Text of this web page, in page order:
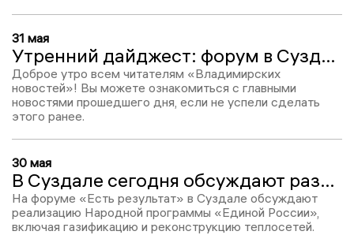
31 мая
Утренний дайджест: форум в Суздале, поножовщина и доклад Бастрыкину
Доброе утро всем читателям «Владимирских
новостей»! Вы можете ознакомиться с главными
новостями прошедшего дня, если не успели сделать
этого ранее.
30 мая
В Суздале сегодня обсуждают развитие Владимирской области
На форуме «Есть результат» в Суздале обсуждают
реализацию Народной программы «Единой России»,
включая газификацию и реконструкцию теплосетей.